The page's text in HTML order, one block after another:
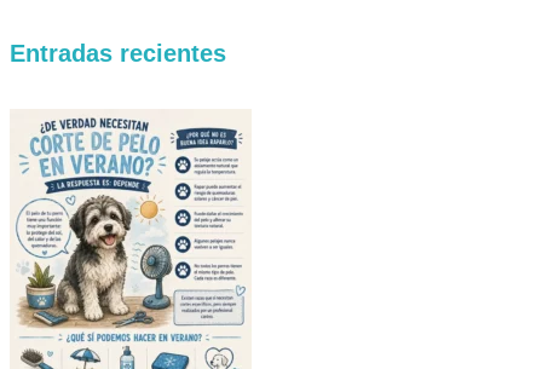
Entradas recientes